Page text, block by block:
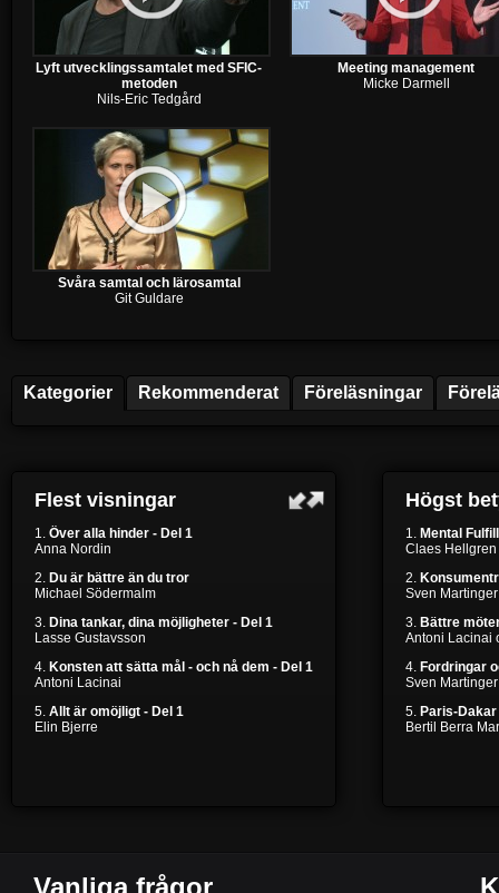
Lyft utvecklingssamtalet med SFIC-
metoden
Nils-Eric Tedgård
Meeting management
Micke Darmell
Svåra samtal och lärosamtal
Git Guldare
Kategorier Rekommenderat Föreläsningar
Flest visningar
1. Över alla hinder - Del 1
Anna Nordin
2. Du är bättre än du tror
Michael Södermalm
3. Dina tankar, dina möjligheter - Del 1
Lasse Gustavsson
4. Konsten att sätta mål - och nå dem - Del 1
Antoni Lacinai
5. Allt är omöjligt - Del 1
Elin Bjerre
Högst
1. Mental
Claes Hellgren
2.
Sven Martinger
3. Bättre
Antoni Lacinai
4. Fordringar
Sven Martinger
5. Paris-Dakar
Bertil Berra
Vanliga frågor